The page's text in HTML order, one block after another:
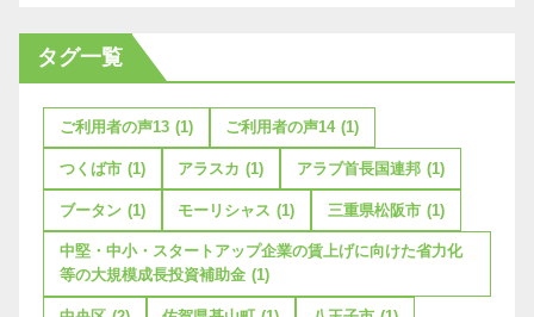
タグ一覧
ご利用者の声13 (1) ご利用者の声14 (1)
つくば市 (1) アラスカ (1) アラブ首長国連邦 (1)
ブータン (1) モーリシャス (1) 三重県松阪市 (1)
中堅・中小・スタートアップ企業の賃上げに向けた省力化
等の大規模成長投資補助金 (1)